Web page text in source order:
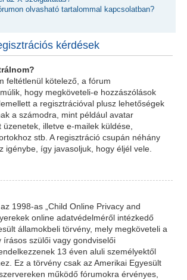
olvasható tartalommal kapcsolatban?
kérdések
feltétlenül kötelező, a fórum
hogy megköveteli-e hozzászólások
a regisztrációval plusz lehetőségek
a számodra, mint például avatar
üzenetek, illetve e-mailek küldése,
stb. A regisztráció csupán néhány
igénybe, így javasoljuk, hogy éljél vele.
1998-as „Child Online Privacy and
online adatvédelméről intézkedő
államokbeli törvény, mely megköveteli a
írásos szülői vagy gondviselői
13 éven aluli személyektől
Ez a törvény csak az Amerikai Egyesült
működő fórumokra érvényes,